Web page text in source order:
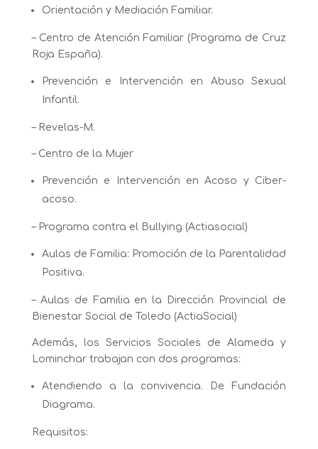
Orientación y Mediación Familiar.
– Centro de Atención Familiar (Programa de Cruz
Roja España).
Prevención e Intervención en Abuso Sexual
Infantil.
– Revelas-M.
– Centro de la Mujer
Prevención e Intervención en Acoso y Ciber-
acoso.
– Programa contra el Bullying (Actiasocial)
Aulas de Familia: Promoción de la Parentalidad
Positiva.
– Aulas de Familia en la Dirección Provincial de
Bienestar Social de Toledo (ActiaSocial)
Además, los Servicios Sociales de Alameda y
Lominchar trabajan con dos programas:
Atendiendo a la convivencia. De Fundación
Diagrama.
Requisitos: